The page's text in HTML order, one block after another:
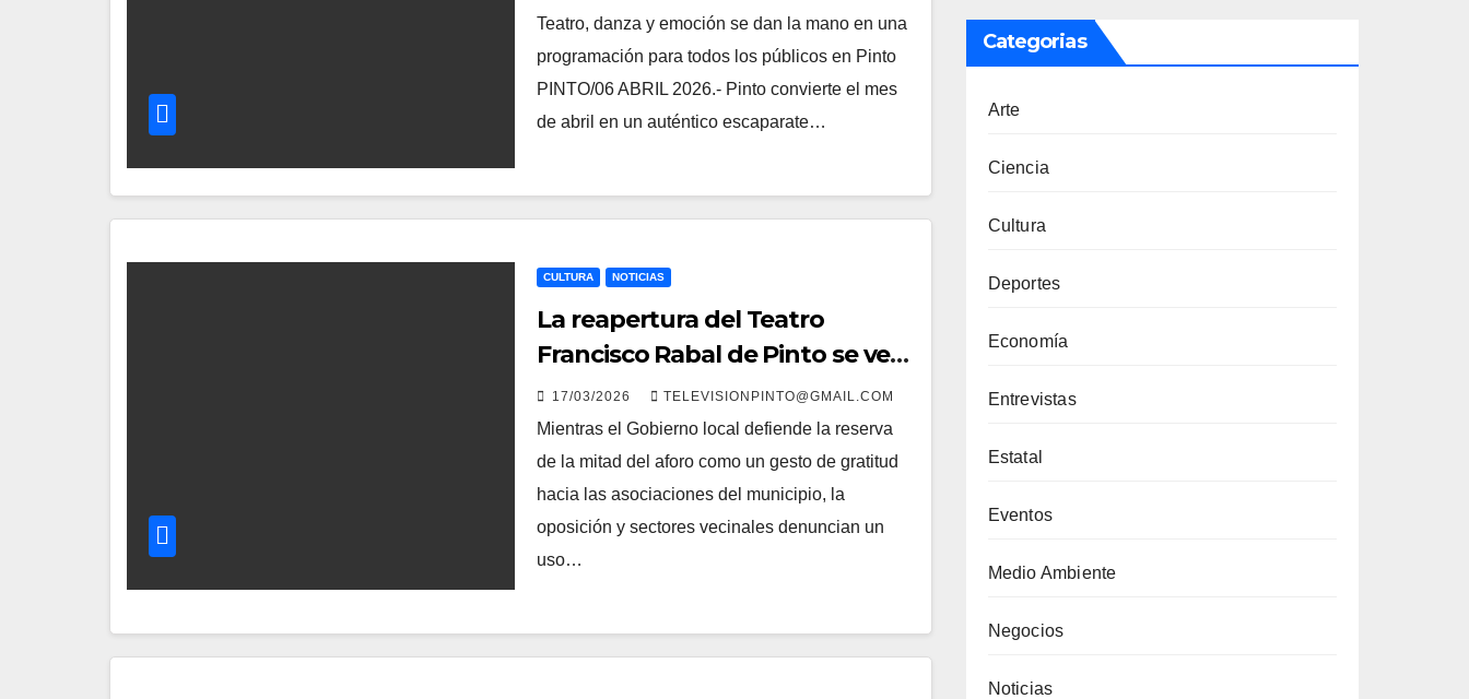
Francisco Rabal
Teatro, danza y emoción se dan la mano en una
programación para todos los públicos en Pinto
PINTO/06 ABRIL 2026.- Pinto convierte el mes
de abril en un auténtico escaparate…
CULTURA NOTICIAS
La reapertura del Teatro
Francisco Rabal de Pinto se ve
envuelta en la polémica por el
reparto de invitaciones
17/03/2026 TELEVISIONPINTO@GMAIL.COM
Mientras el Gobierno local defiende la reserva
de la mitad del aforo como un gesto de gratitud
hacia las asociaciones del municipio, la
oposición y sectores vecinales denuncian un
uso…
Categorias
Arte
Ciencia
Cultura
Deportes
Economía
Entrevistas
Estatal
Eventos
Medio Ambiente
Negocios
Noticias